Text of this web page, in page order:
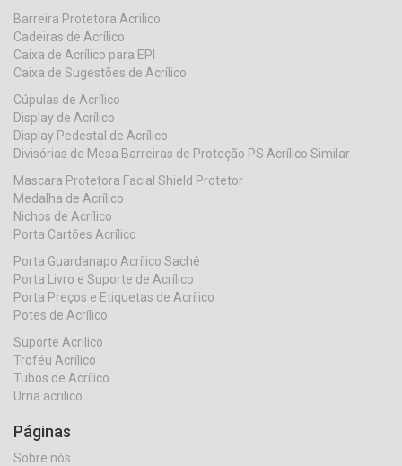
Barreira Protetora Acrilico
Cadeiras de Acrílico
Caixa de Acrílico para EPI
Caixa de Sugestões de Acrílico
Cúpulas de Acrílico
Display de Acrílico
Display Pedestal de Acrílico
Divisórias de Mesa Barreiras de Proteção PS Acrílico Similar
Mascara Protetora Facial Shield Protetor
Medalha de Acrílico
Nichos de Acrílico
Porta Cartões Acrílico
Porta Guardanapo Acrílico Sachê
Porta Livro e Suporte de Acrílico
Porta Preços e Etiquetas de Acrílico
Potes de Acrílico
Suporte Acrilico
Troféu Acrílico
Tubos de Acrílico
Urna acrilico
Páginas
Sobre nós